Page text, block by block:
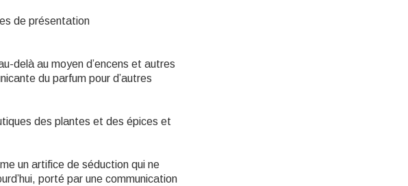
de présentation
delà au moyen d’encens et autres
du parfum pour d’autres
des plantes et des épices et
un artifice de séduction qui ne
porté par une communication